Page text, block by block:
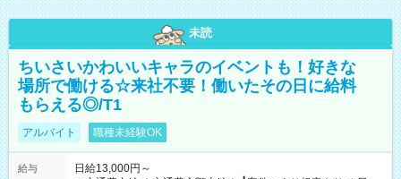
未読
ちいさいかわいいキャラのイベントも！好きな
場所で働ける☆来社不要！働いたその日に給料
もらえる◎/T1
アルバイト 職種未経験OK
給与
日給13,000円～